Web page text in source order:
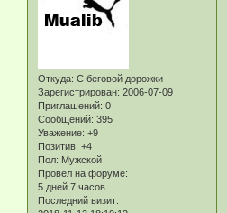
Откуда: С беговой дорожки
Зарегистрирован: 2006-07-09
Приглашений: 0
Сообщений: 395
Уважение: +9
Позитив: +4
Пол: Мужской
Провел на форуме:
5 дней 7 часов
Последний визит: